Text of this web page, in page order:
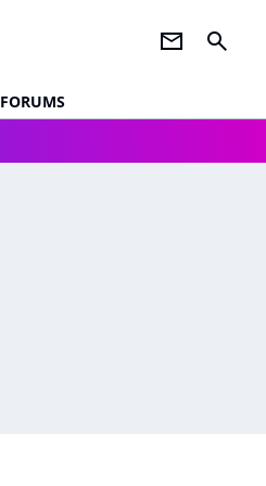
newsletter search
FORUMS